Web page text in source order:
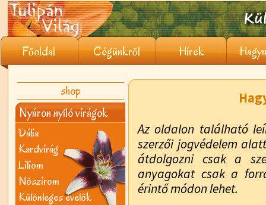
Főoldal Cégünkről Hírek
shop
Nyáron nyíló virágok
Dália
Kardvirág
Liliom
Nõszirom
Különleges évelõk
Az oldalon található
szerzői jogvédelem
átdolgozni csak a
anyagokat csak a
érintő módon lehet.